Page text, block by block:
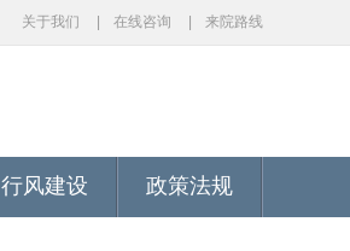
关于我们 在线咨询 来院路线
行风建设 政策法规